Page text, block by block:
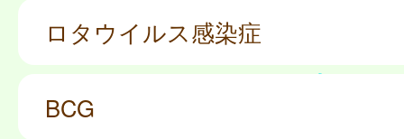
ロタウイルス感染症
BCG